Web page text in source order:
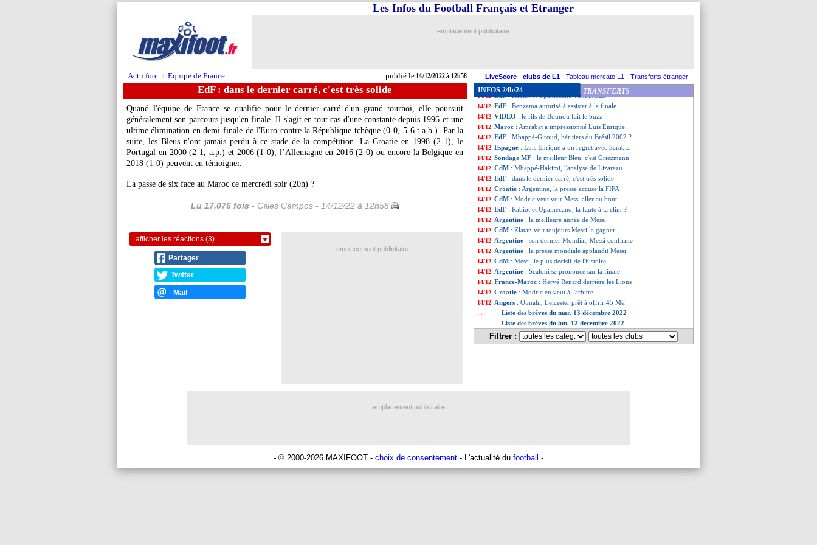
Actu foot > Equipe de France publié le14/12/2022 à 12h58
Les Infos du Football Français et Etranger
emplacement publicitaire
LiveScore - clubs de L1 - Tableau mercato L1 - Transferts étranger
EdF : dans le dernier carré, c'est très solide
Quand l'équipe de France se qualifie pour le dernier carré d'un grand tournoi, elle poursuit
généralement son parcours jusqu'en finale. Il s'agit en tout cas d'une constante depuis 1996 et une
ultime élimination en demi-finale de l'Euro contre la République tchèque (0-0, 5-6 t.a.b.). Par la
suite, les Bleus n'ont jamais perdu à ce stade de la compétition. La Croatie en 1998 (2-1), le
Portugal en 2000 (2-1, a.p.) et 2006 (1-0), l’Allemagne en 2016 (2-0) ou encore la Belgique en
2018 (1-0) peuvent en témoigner.
La passe de six face au Maroc ce mercredi soir (20h) ?
Lu 17.076 fois - Gilles Campos - 14/12/22 à 12h58
afficher les réactions (3)
Partager
Twitter
Mail
INFOS 24h/24 TRANSFERTS
14/12 Real: Ronaldo s'entraîne à Valdebebas
14/12 Monza: Berlusconi dérape...
14/12 EdF: pessimisme pour Rabiot et Upamecano
14/12 Milan: le conseil de Zlatan à Leao
14/12 Croatie: le penalty, Casillas se prononce
: Rabiot et Upamecano vont mieux
14/12 EdF : Benzema autorisé à assister à la finale
14/12 VIDEO : le fils de Bounou fait le buzz
14/12 Maroc : Amrabat a impressionné Luis Enrique
14/12 EdF : Mbappé-Giroud, héritiers du Brésil 2002 ?
14/12 Espagne : Luis Enrique a un regret avec Sarabia
14/12 Sondage MF : le meilleur Bleu, c'est Griezmann
14/12 CdM : Mbappé-Hakimi, l'analyse de Lizarazu
14/12 EdF : dans le dernier carré, c'est très solide
14/12 Croatie : Argentine, la presse accuse la FIFA
14/12 CdM : Modric veut voir Messi aller au bout
14/12 EdF : Rabiot et Upamecano, la faute à la clim ?
14/12 Argentine : la meilleure année de Messi
14/12 CdM : Zlatan voit toujours Messi la gagner
14/12 Argentine : son dernier Mondial, Messi confirme
14/12 Argentine : la presse mondiale applaudit Messi
14/12 CdM : Messi, le plus décisif de l'histoire
14/12 Argentine : Scaloni se prononce sur la finale
14/12 France-Maroc : Hervé Renard derrière les Lions
14/12 Croatie : Modric en veut à l'arbitre
14/12 Angers : Ounahi, Leicester prêt à offrir 45 M€
Liste des brèves du mar. 13 décembre 2022
Liste des brèves du lun. 12 décembre 2022
Filtrer :
emplacement publicitaire
emplacement publicitaire
- © 2000-2026 MAXIFOOT - choix de consentement - L'actualité du football -